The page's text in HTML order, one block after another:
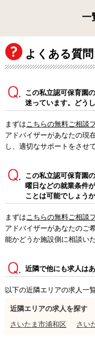
一
よくある質問
この私立認可保育園
迷っています。どう
まずはこちらの無料ご相談
アドバイザーがあなたの現
し、適切なサポートをさせ
この私立認可保育園
曜日などの就業条件
ことは可能でしょうか
まずはこちらの無料ご相談
アドバイザーがあなたのご
能かどうか施設側に相談い
近隣で他にも求人は
以下の近隣エリアの求人一
近隣エリアの求人を探す
さいたま市浦和区
さい